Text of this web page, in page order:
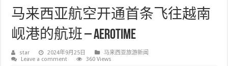
马来西亚航空开通首条飞往越南
岘港的航班 – AeroTime
star 2024年9月25日
马来西亚旅游新闻
Leave a comment
360 Views